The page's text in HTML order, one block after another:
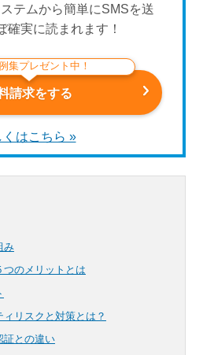
テムから簡単にSMSを送
確実に読まれます！
集プレゼント中！
請求をする
くはこちら »
み
のメリットとは
リスクと対策とは？
証との違い